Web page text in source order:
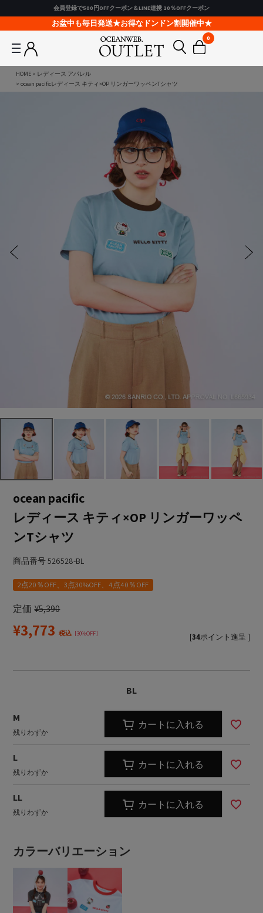
会員登録で500円OFFクーポン＆LINE連携 10％OFFクーポン
お盆中も毎日発送★お得なドンドン割開催中★
0
HOME
レディース アパレル
ocean pacificレディース キティ×OP リンガーワッペンTシャツ
ocean pacific
レディース キティ×OP リンガーワッペ
ンTシャツ
商品番号526528-BL
2点20％OFF、3点30%OFF、4点40％OFF
定価 ¥5,390
30%OFF
¥3,773 税込 [34ポイント進呈 ]
BL
M
残りわずか
カートに入れる
L
残りわずか
カートに入れる
LL
残りわずか
カートに入れる
カラーバリエーション